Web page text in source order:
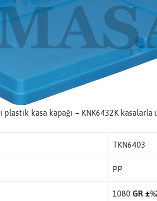
plastik kasa kapağı – KNK6432K kasalarla
TKN6403
PP
1080 GR